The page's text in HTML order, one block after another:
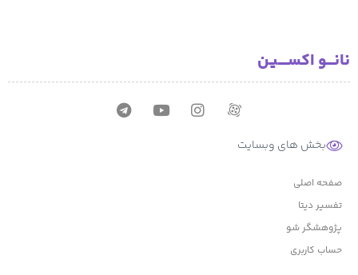
نانـــو اکســــیـن
بخش های وبسایت
صفحه اصلی
تفسیر دیتا
پژوهشگر شو
حساب کاربری